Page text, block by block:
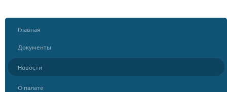
Главная
Документы
Новости
О палате